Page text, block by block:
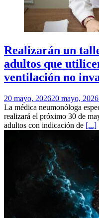
Realizarán un
adultos que
ventilación no
20 mayo, 202620 mayo, 2026
La médica neumonóloga
realizará el próximo 30 de
adultos con indicación de [...]